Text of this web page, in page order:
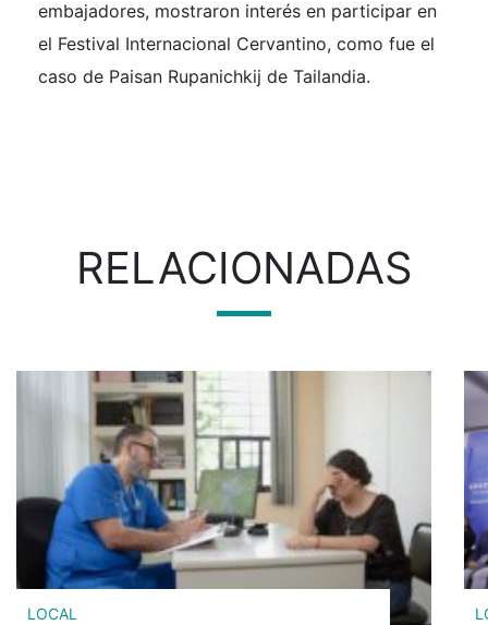
embajadores, mostraron interés en participar en
el Festival Internacional Cervantino, como fue el
caso de Paisan Rupanichkij de Tailandia.
RELACIONADAS
LOCAL